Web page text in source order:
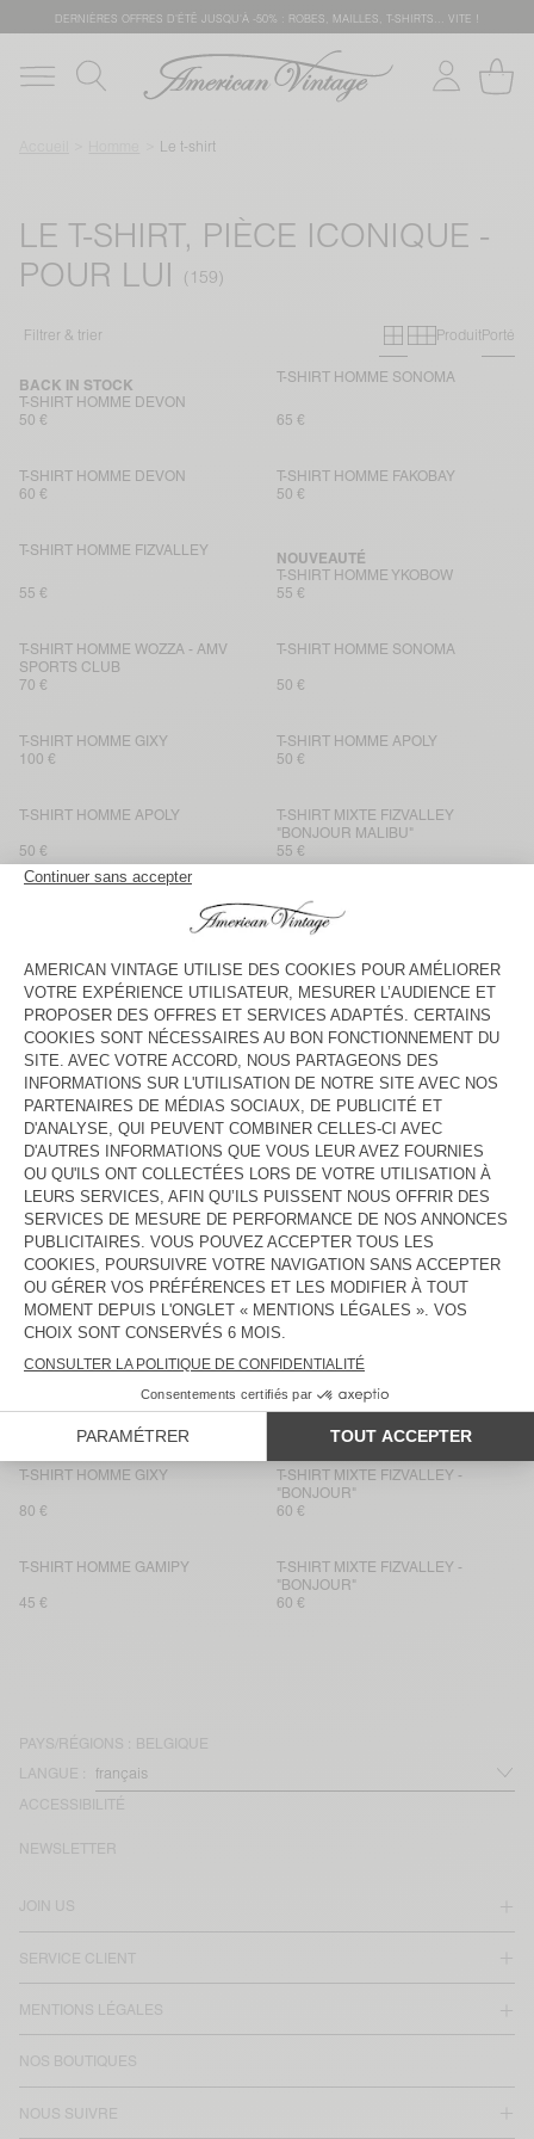
DERNIÈRES OFFRES D'ÉTÊ JUSQU'À -50% : ROBES, MAILLES, T-SHIRTS... VITE !
Le t-shirt
LE T-SHIRT, PIÈCE ICONIQUE -
POUR LUI
Filtrer & trier Grille
Grille
ProduitPorté
T-SHIRT HOMME DEVON
BACK IN STOCK
50 €
T-SHIRT HOMME SONOMA
65 €
T-SHIRT HOMME DEVON
60 €
T-SHIRT HOMME FAKOBAY
50 €
T-SHIRT HOMME FIZVALLEY
55 €
T-SHIRT HOMME YKOBOW
NOUVEAUTÉ
55 €
T-SHIRT HOMME WOZZA - AMV
SPORTS CLUB
70 €
T-SHIRT HOMME SONOMA
50 €
T-SHIRT HOMME GIXY
100 €
T-SHIRT HOMME APOLY
50 €
T-SHIRT HOMME APOLY
50 €
T-SHIRT MIXTE FIZVALLEY
"BONJOUR MALIBU"
55 €
T-SHIRT HOMME SONOMA
65 €
T-SHIRT HOMME DECATUR
BACK IN STOCK
40 € 100 €
T-SHIRT HOMME DECATUR
45 €
T-SHIRT HOMME BYSAPICK
50 €
T-SHIRT HOMME GIXY
70 €
T-SHIRT HOMME BYSAPICK
50 €
T-SHIRT HOMME GIXY
80 €
T-SHIRT HOMME GAMIPY
45 €
T-SHIRT HOMME AFOMA
T-SHIRT HOMME GAMIPY
BACK IN STOCK
T-SHIRT HOMME FUXOW
T-SHIRT HOMME AFOMA
T-SHIRT HOMME GIXY
80 €
T-SHIRT MIXTE FIZVALLEY -
"BONJOUR"
60 €
T-SHIRT HOMME GAMIPY
45 €
T-SHIRT MIXTE FIZVALLEY -
"BONJOUR"
60 €
PAYS/RÉGIONS : BELGIQUE
LANGUE :
ACCESSIBILITÉ
JOIN US
SERVICE CLIENT
MENTIONS LÉGALES
NOS BOUTIQUES
NOUS SUIVRE
NEWSLETTER